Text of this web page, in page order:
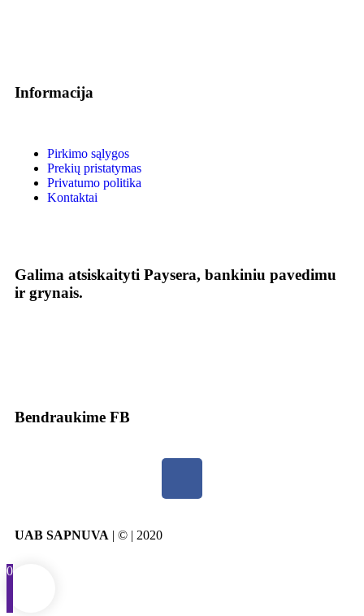
Informacija
Pirkimo sąlygos
Prekių pristatymas
Privatumo politika
Kontaktai
Galima atsiskaityti Paysera, bankiniu pavedimu
ir grynais.
Bendraukime FB
UAB SAPNUVA | © | 2020
0